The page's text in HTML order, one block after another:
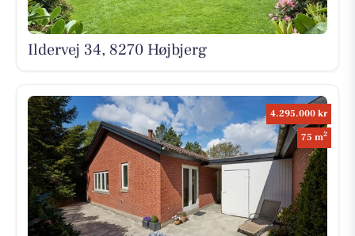
Ildervej 34, 8270 Højbjerg
4.295.000 kr
75 m2